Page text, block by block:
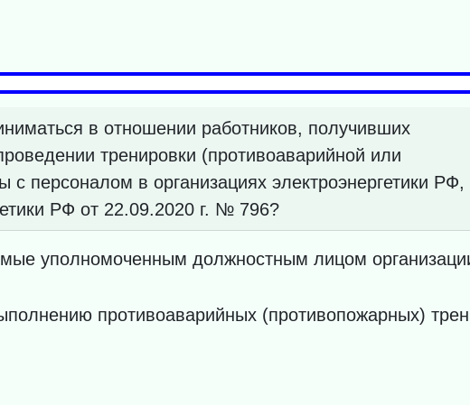
в отношении работников, получивших
тренировки (противоаварийной или
персоналом в организациях электроэнергетики РФ,
РФ от 22.09.2020 г. № 796?
уполномоченным должностным лицом
противоаварийных (противопожарных)